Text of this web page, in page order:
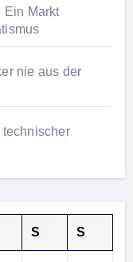
Ein Markt
nie aus der
S S